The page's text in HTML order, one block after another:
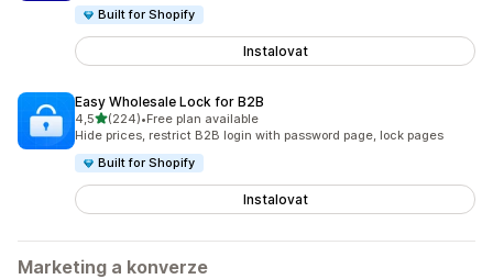
Built for Shopify
Instalovat
Easy Wholesale Lock for B2B
4,5z 5 hvězd
(224)
Celkový počet recenzí: 224
•Free plan available
Hide prices, restrict B2B login with password page, lock pages
Built for Shopify
Instalovat
Marketing a konverze